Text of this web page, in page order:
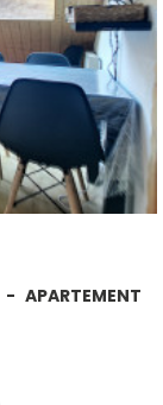
APARTEMENT